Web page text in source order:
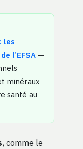
les
l’EFSA —
minéraux
santé au
, comme le